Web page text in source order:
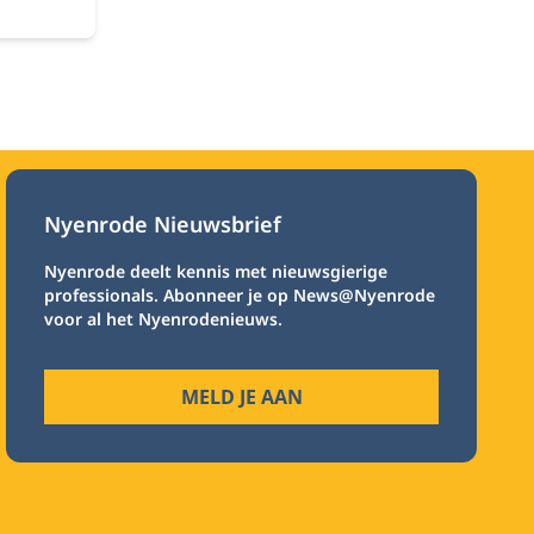
Nyenrode Nieuwsbrief
Nyenrode deelt kennis met nieuwsgierige
professionals. Abonneer je op News@Nyenrode
voor al het Nyenrodenieuws.
MELD JE AAN